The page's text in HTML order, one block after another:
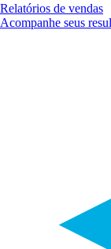
Relatórios de vendas
Acompanhe seus